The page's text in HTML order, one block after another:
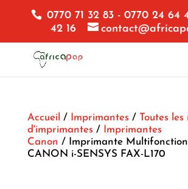
0770 71 32 83 - 0770 24 64
42 16
Accueil / Imprimantes/ Toutes
d'imprimantes/
Imprimantes
Canon / Imprimante
CANON i-SENSYS FAX-L170